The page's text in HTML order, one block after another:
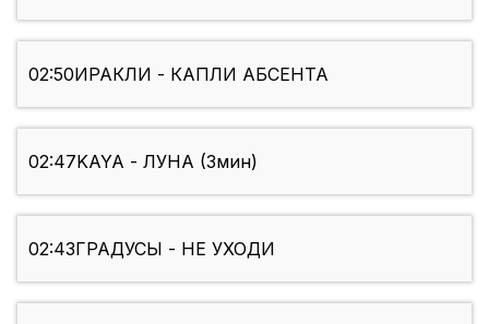
02:50ИРАКЛИ - КАПЛИ АБСЕНТА
02:47KAYA - ЛУНА (3мин)
02:43ГРАДУСЫ - НЕ УХОДИ